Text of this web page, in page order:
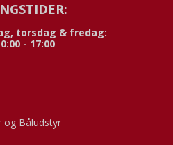
torsdag & fredag:
- 17:00
og Båludstyr